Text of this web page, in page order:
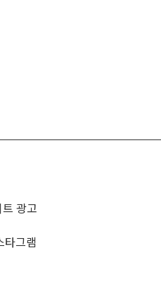
광고
타그램